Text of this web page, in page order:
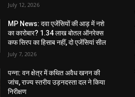
July 12, 2026
MP News: दवा एजेंसियों की आड़ में नशे
का कारोबार? 1.34 लाख बोतल ऑनरेक्स
कफ सिरप का हिसाब नहीं, दो एजेंसियां सील
July 7, 2026
पन्ना: वन क्षेत्र में कथित अवैध खनन की
जांच, राज्य स्तरीय उड़नदस्ता दल ने किया
निरीक्षण